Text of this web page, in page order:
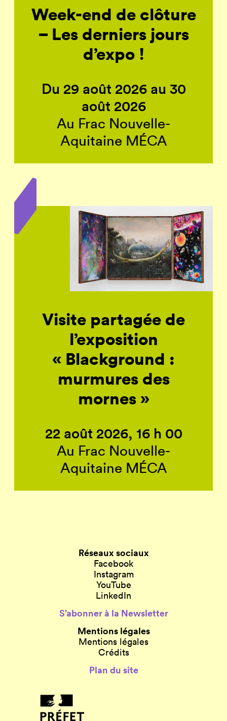
Week-end de clôture
– Les derniers jours
d’expo !
Du 29 août 2026 au 30
août 2026
Au Frac Nouvelle-
Aquitaine MÉCA
Visite partagée de
l’exposition
« Blackground :
murmures des
mornes »
22 août 2026, 16 h 00
Au Frac Nouvelle-
Aquitaine MÉCA
Réseaux sociaux
Facebook
Instagram
YouTube
LinkedIn
S’abonner à la Newsletter
Mentions légales
Mentions légales
Crédits
Plan du site